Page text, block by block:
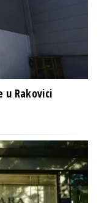
u Rakovici